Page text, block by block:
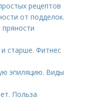
рецептов
от подделок.
старше. Фитнес
эпиляцию. Виды
Польза